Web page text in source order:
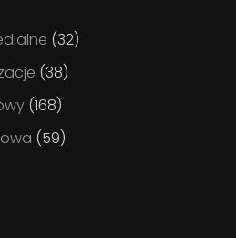
(32)
(38)
(168)
(59)